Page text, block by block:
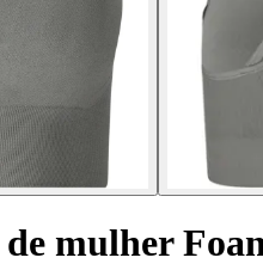
mulher